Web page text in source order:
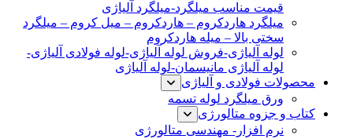
قیمت مناسب میلگرد-میلگرد آلیاژی
میلگرد هاردکروم – هاردکروم – میل کروم – میلگرد
سختی بالا – میله هاردکروم
لوله آلیاژی-فروش لوله آلیاژی-لوله فولادی آلیاژی-
لوله آلیاژی مانیسمان-لوله آلیاژی
محصولات فولادی و آلیاژی
ورق میلگرد لوله تسمه
کتاب و جزوه متالورژی
نرم افزار- مهندسی متالورژی